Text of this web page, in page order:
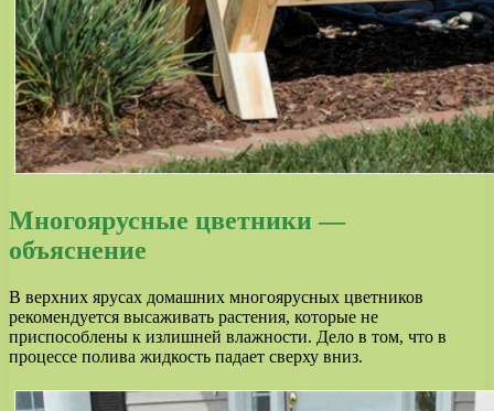
Многоярусные цветники —
объяснение
В верхних ярусах домашних многоярусных цветников
рекомендуется высаживать растения, которые не
приспособлены к излишней влажности. Дело в том, что в
процессе полива жидкость падает сверху вниз.